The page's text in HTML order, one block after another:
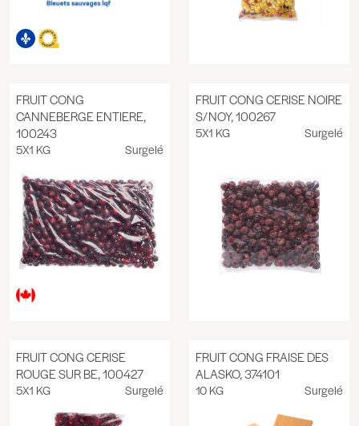
FRUIT CONG
CANNEBERGE ENTIERE,
100243
5X1 KG Surgelé
FRUIT CONG CERISE NOIRE
S/NOY, 100267
5X1 KG Surgelé
FRUIT CONG CERISE
ROUGE SUR BE, 100427
5X1 KG Surgelé
FRUIT CONG FRAISE DES
ALASKO, 374101
10 KG Surgelé